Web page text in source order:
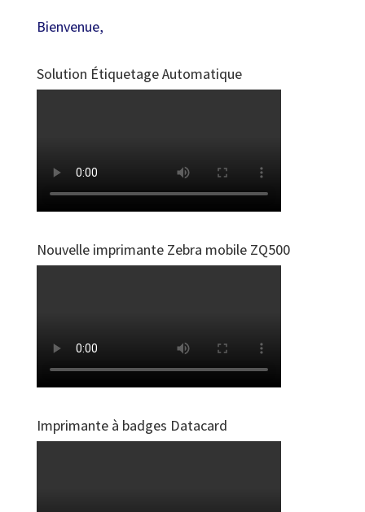
Bienvenue,
Solution Étiquetage Automatique
Nouvelle imprimante Zebra mobile ZQ500
Imprimante à badges Datacard